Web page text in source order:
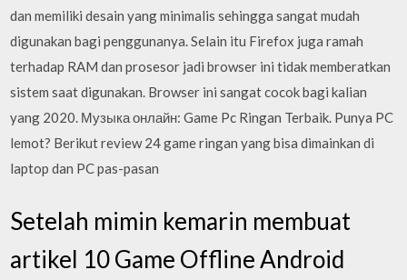
dan memiliki desain yang minimalis sehingga sangat mudah
digunakan bagi penggunanya. Selain itu Firefox juga ramah
terhadap RAM dan prosesor jadi browser ini tidak memberatkan
sistem saat digunakan. Browser ini sangat cocok bagi kalian
yang 2020. Музыка онлайн: Game Pc Ringan Terbaik. Punya PC
lemot? Berikut review 24 game ringan yang bisa dimainkan di
laptop dan PC pas-pasan
Setelah mimin kemarin membuat
artikel 10 Game Offline Android